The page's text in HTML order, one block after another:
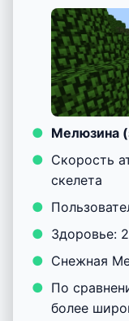
Мелюзина
Скорость
скелета
Здоровье:
Снежная
По
более